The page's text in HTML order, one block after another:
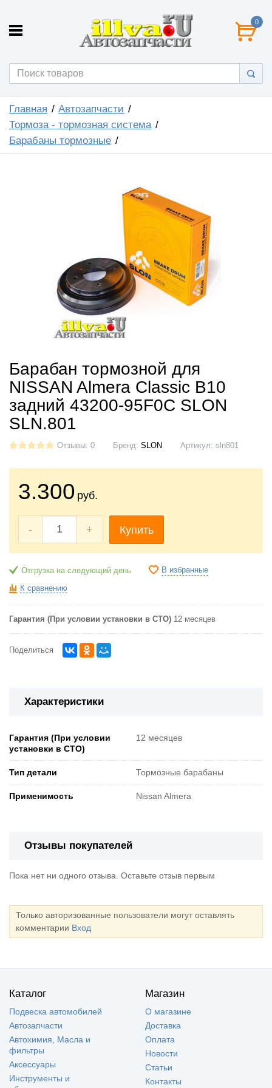
0
Главная
Автозапчасти
Тормоза - тормозная система
Барабаны тормозные
Барабан тормозной для
NISSAN Almera Classic B10
задний 43200-95F0C SLON
SLN.801
Отзывы: 0 Бренд: SLON Артикул: sln801
3.300 руб.
- + Купить
Отгрузка на следующий день В избранные
К сравнению
Гарантия (При условии установки в СТО) 12 месяцев
Поделиться
Характеристики
Гарантия (При условии
установки в СТО)
12 месяцев
Тип детали Тормозные барабаны
Применимость Nissan Almera
Отзывы покупателей
Пока нет ни одного отзыва. Оставьте отзыв первым
Только авторизованные пользователи могут оставлять
комментарии Вход
Каталог
Подвеска автомобилей
Автозапчасти
Автохимия, Масла и
фильтры
Аксессуары
Инструменты и
Магазин
О магазине
Доставка
Оплата
Новости
Статьи
Контакты